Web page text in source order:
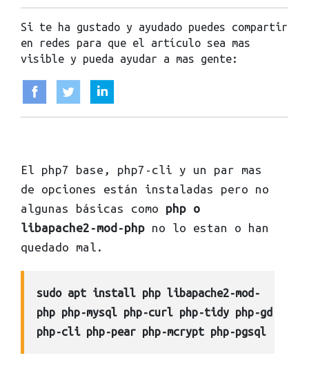
Si te ha gustado y ayudado puedes compartir
en redes para que el artículo sea mas
visible y pueda ayudar a mas gente:
El php7 base, php7-cli y un par mas
de opciones están instaladas pero no
algunas básicas como php o
libapache2-mod-php no lo estan o han
quedado mal.
sudo apt install php libapache2-mod-
php php-mysql php-curl php-tidy php-gd
php-cli php-pear php-mcrypt php-pgsql